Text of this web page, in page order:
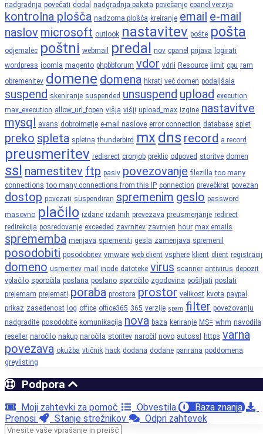
nadgradnja povečati dodal nadgradnja paketa povečanje cpanel verzija
kontrolna plošča nadzorna plošča kreiranje email e-mail
naslov microsoft outlook nastavitev pošte pošta
odjemalec poštni webmail predal nov cpanel prijava
logirati
wordpress joomla magento phpbbforum vdor vdrli Resource limit cpu ram
obremenitev domene domena hkrati več domen podaljšala
suspend skeniranje suspended unsuspend upload execution
max_execution allow_url_fopen višja višji upload_max izgine nastavitve
mysql avans dobroimetje e-mail naslove error connection database splet
preko spleta spletna thunderbird mx dns record a record
preusmeritev redisrect cronjob preklic odpoved storitve domen
ssl namestitev ftp pasiv povezovanje filezilla too many
connections too many connections from this IP connection prevečkrat povezan
dostop povezati suspendiran spremenim geslo password
masovno plačilo izdane izdanih prevezava preusmerjanje redirect
redirekcija posredovanje exceeded zavrnitev zavrnjen hour max emails
sprememba menjava spremeniti gesla zamenjava spremenil
posodobiti posodobitev vmware web client vsphere klient client
domeno usmeritev mail inode datoteke virus scanner antivirus depozit
vplačilo sporočila poslana poslano sporočilo zgodovina pošiljati poslati
prejemam prejemati poraba prostora prostor velikost kvota paypal
prikaz zasedenost log office office365 365 verzije spam filter povezovanju
nadgradite posodobite komunikacija nova baza keriranje MS= whm navodila
reseller naročilo nakup naročila storitev naročil novo autossl https varna
povezava okužba vtičnik hack dodana dodane parirana poddomena
greylisting
Podpora
Moji zahtevki za pomoč Obvestila
Baza znanja
Prenosi
Stanje strežnikov Odpri zahtevek